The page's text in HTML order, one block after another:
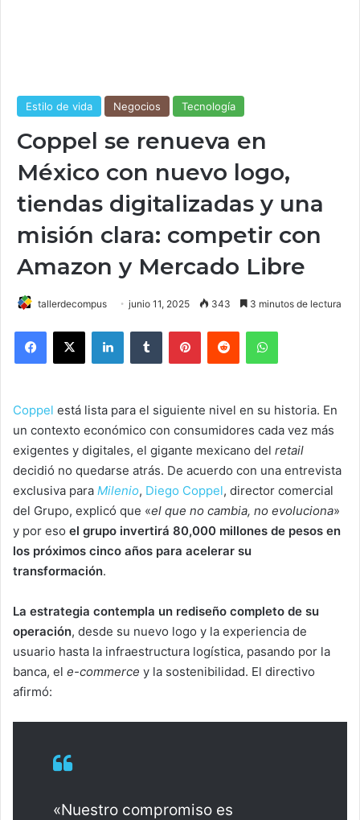
Estilo de vida Negocios Tecnología
Coppel se renueva en
México con nuevo logo,
tiendas digitalizadas y una
misión clara: competir con
Amazon y Mercado Libre
tallerdecompus junio 11, 2025 343 3 minutos de lectura
Coppel está lista para el siguiente nivel en su historia. En
un contexto económico con consumidores cada vez más
exigentes y digitales, el gigante mexicano del retail
decidió no quedarse atrás. De acuerdo con una entrevista
exclusiva para Milenio, Diego Coppel, director comercial
del Grupo, explicó que «el que no cambia, no evoluciona»
y por eso el grupo invertirá 80,000 millones de pesos en
los próximos cinco años para acelerar su
transformación.
La estrategia contempla un rediseño completo de su
operación, desde su nuevo logo y la experiencia de
usuario hasta la infraestructura logística, pasando por la
banca, el e-commerce y la sostenibilidad. El directivo
afirmó:
«Nuestro compromiso es